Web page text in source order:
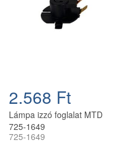
2.568 Ft
Lámpa izzó foglalat MTD
725-1649
725-1649